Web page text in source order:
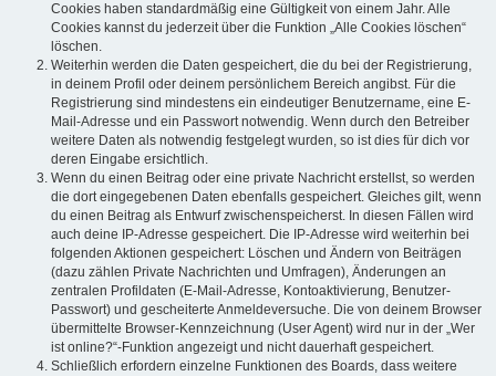
Cookies haben standardmäßig eine Gültigkeit von einem Jahr. Alle
Cookies kannst du jederzeit über die Funktion „Alle Cookies löschen“
löschen.
Weiterhin werden die Daten gespeichert, die du bei der Registrierung,
in deinem Profil oder deinem persönlichem Bereich angibst. Für die
Registrierung sind mindestens ein eindeutiger Benutzername, eine E-
Mail-Adresse und ein Passwort notwendig. Wenn durch den Betreiber
weitere Daten als notwendig festgelegt wurden, so ist dies für dich vor
deren Eingabe ersichtlich.
Wenn du einen Beitrag oder eine private Nachricht erstellst, so werden
die dort eingegebenen Daten ebenfalls gespeichert. Gleiches gilt, wenn
du einen Beitrag als Entwurf zwischenspeicherst. In diesen Fällen wird
auch deine IP-Adresse gespeichert. Die IP-Adresse wird weiterhin bei
folgenden Aktionen gespeichert: Löschen und Ändern von Beiträgen
(dazu zählen Private Nachrichten und Umfragen), Änderungen an
zentralen Profildaten (E-Mail-Adresse, Kontoaktivierung, Benutzer-
Passwort) und gescheiterte Anmeldeversuche. Die von deinem Browser
übermittelte Browser-Kennzeichnung (User Agent) wird nur in der „Wer
ist online?“-Funktion angezeigt und nicht dauerhaft gespeichert.
Schließlich erfordern einzelne Funktionen des Boards, dass weitere